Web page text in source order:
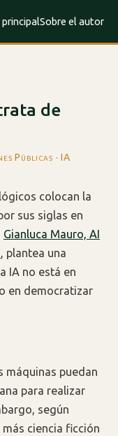
Sobre el autor
de
Públicas · IA
colocan la
sus siglas en
Gianluca Mauro, AI
, plantea una
IA no está en
en democratizar
máquinas puedan
para realizar
según
ciencia ficción